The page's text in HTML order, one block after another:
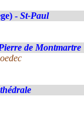
- St-Paul
de Montmartre